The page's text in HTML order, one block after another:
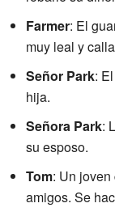
Farmer: El
muy leal y
Señor Park:
hija.
Señora Park:
su esposo.
Tom: Un
amigos. Se